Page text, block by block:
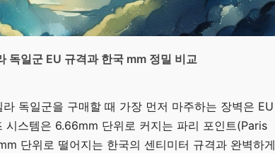
독일군 EU 규격과 한국 mm 정밀 비교
독일군을 구매할 때 가장 먼저 마주하는 장벽은 EU
시스템은 6.66mm 단위로 커지는 파리 포인트(Paris
단위로 떨어지는 한국의 센티미터 규격과 완벽하게